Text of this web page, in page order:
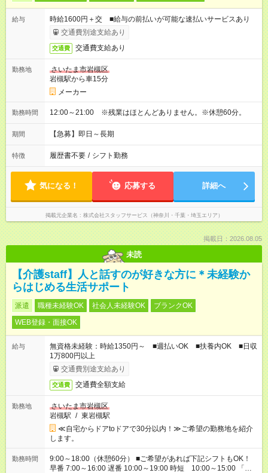
給与
時給1600円＋交 ■給与の前払いが可能な速払いサービスあり
交通費別途支給あり
交通費 交通費支給あり
勤務地
さいたま市岩槻区
岩槻駅から車15分
メーカー
勤務時間 12:00～21:00 ※残業はほとんどありません。※休憩60分。
期間 【急募】即日～長期
特徴 履歴書不要 / シフト勤務
気になる！ 応募する 詳細へ
掲載元企業名 株式会社スタッフサービス（神奈川・千葉・埼玉エリア）
掲載日：2026.08.05
未読
【介護staff】人と話すのが好きな方に＊未経験か
らはじめる生活サポート
派遣 職種未経験OK 社会人未経験OK
ブランクOK
WEB登録・面接OK
給与
無資格未経験：時給1350円～ ■週払いOK ■扶養内OK ■日収
1万800円以上
交通費別途支給あり
交通費 交通費全額支給
勤務地
さいたま市岩槻区
岩槻駅 / 東岩槻駅
≪自宅からドアtoドアで30分以内！≫ご希望の勤務地を紹介
します。
勤務時間
9:00～18:00（休憩60分） ■ご希望があれば下記シフトもOK！
早番 7:00～16:00 遅番 10:00～19:00 時短 10:00～15:00 「家